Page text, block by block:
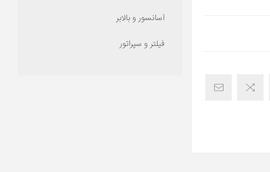
آسانسور و بالابر
فیلتر و سپراتور